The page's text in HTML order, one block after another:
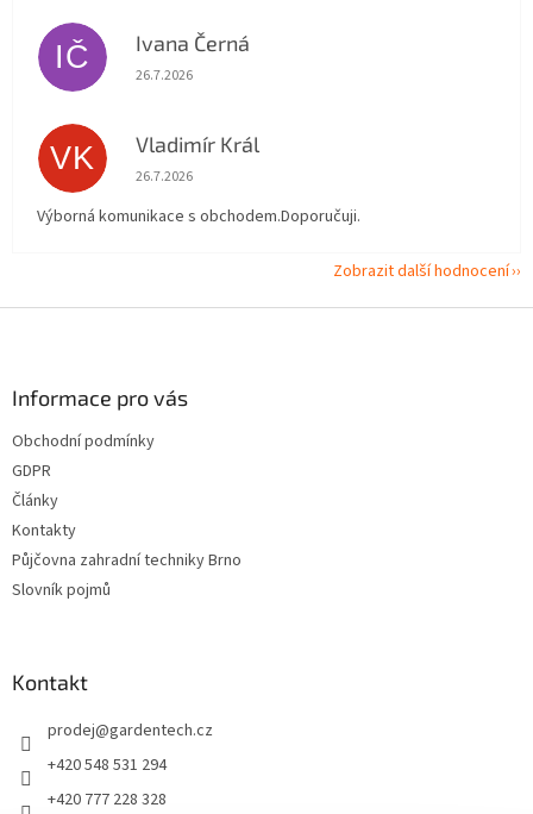
IČ Ivana Černá
Hodnocení obchodu je 5 z 5 hvězdiček.
26.7.2026
VK Vladimír Král
Hodnocení obchodu je 5 z 5 hvězdiček.
26.7.2026
Výborná komunikace s obchodem.Doporučuji.
Zobrazit další hodnocení
Informace pro vás
Obchodní podmínky
GDPR
Články
Kontakty
Půjčovna zahradní techniky Brno
Slovník pojmů
Kontakt
prodej@gardentech.cz
+420 548 531 294
+420 777 228 328